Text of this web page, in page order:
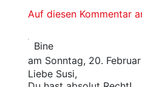
Auf diesen Kommentar
Bine
am Sonntag, 20.
Liebe Susi,